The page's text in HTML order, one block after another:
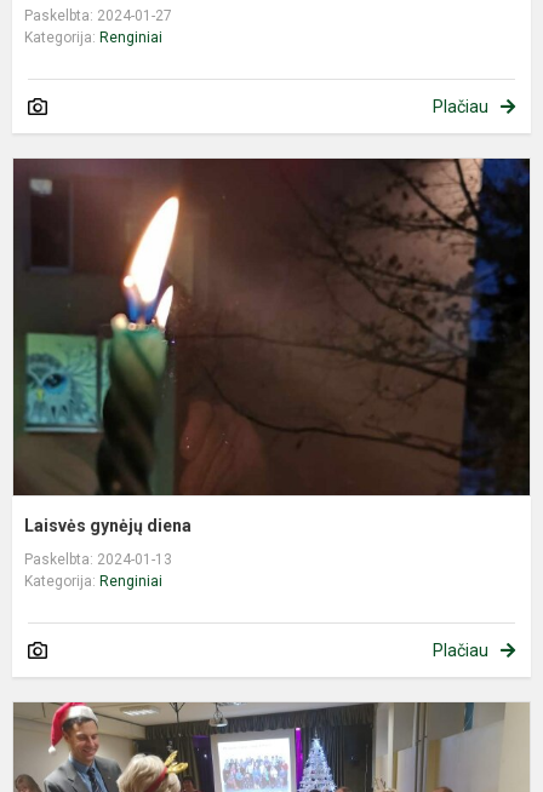
Paskelbta: 2024-01-27
Kategorija: Renginiai
Plačiau
Laisvės gynėjų diena
Paskelbta: 2024-01-13
Kategorija: Renginiai
Plačiau